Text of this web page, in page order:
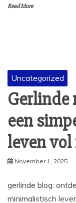
Read More
Uncategorized
Gerlinde
een
leven
November 1, 2025
gerlinde blog:
minimalistisch